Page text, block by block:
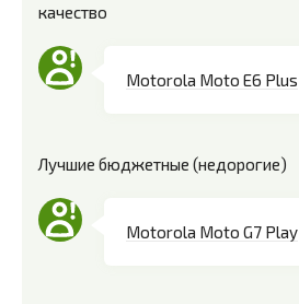
качество
Motorola Moto E6 Plus
Лучшие бюджетные (недорогие)
Motorola Moto G7 Play